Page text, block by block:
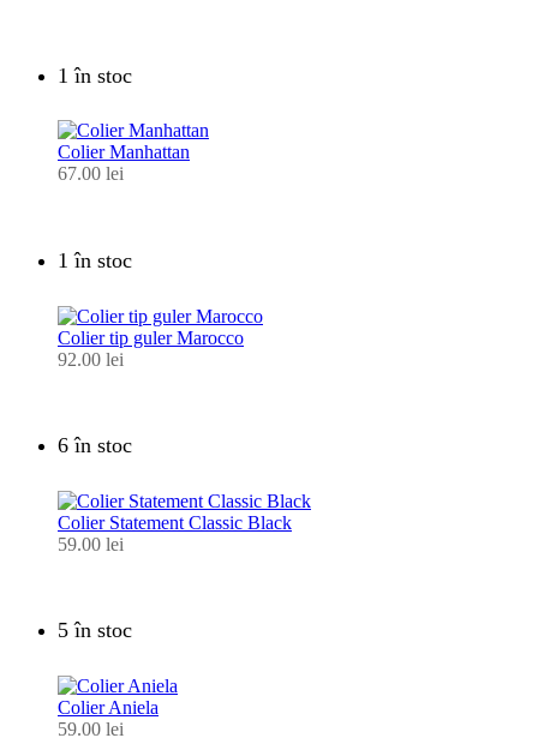
1 în stoc
Colier Manhattan
67.00 lei
1 în stoc
Colier tip guler Marocco
92.00 lei
6 în stoc
Colier Statement Classic Black
59.00 lei
5 în stoc
Colier Aniela
59.00 lei